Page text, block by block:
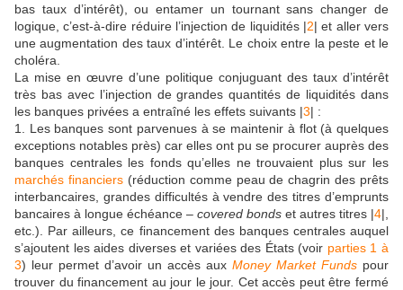
bas taux d’intérêt), ou entamer un tournant sans changer de
logique, c’est-à-dire réduire l’injection de liquidités |2| et aller vers
une augmentation des taux d’intérêt. Le choix entre la peste et le
choléra.
La mise en œuvre d’une politique conjuguant des taux d’intérêt
très bas avec l’injection de grandes quantités de liquidités dans
les banques privées a entraîné les effets suivants |3| :
1. Les banques sont parvenues à se maintenir à flot (à quelques
exceptions notables près) car elles ont pu se procurer auprès des
banques centrales les fonds qu’elles ne trouvaient plus sur les
marchés financiers(réduction comme peau de chagrin des prêts
interbancaires, grandes difficultés à vendre des titres d’emprunts
bancaires à longue échéance – covered bonds et autres titres |4|,
etc.). Par ailleurs, ce financement des banques centrales auquel
s’ajoutent les aides diverses et variées des États (voir parties 1 à
3) leur permet d’avoir un accès aux Money Market Funds pour
trouver du financement au jour le jour. Cet accès peut être fermé